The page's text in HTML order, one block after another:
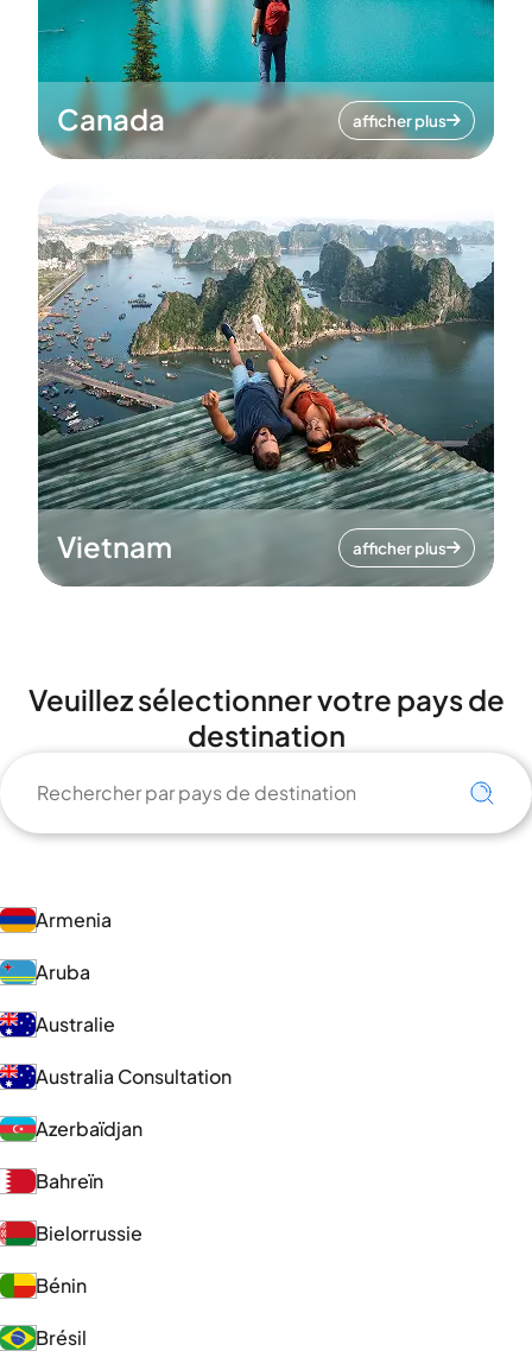
Canada afficher plus
Vietnam afficher plus
Veuillez sélectionner votre pays de
destination
Armenia
Aruba
Australie
Australia Consultation
Azerbaïdjan
Bahreïn
Bielorrussie
Bénin
Brésil